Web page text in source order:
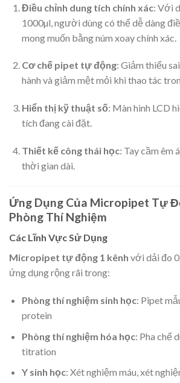
Điều chỉnh dung tích chính xác: Với
1000µl, người dùng có thể dễ dàng
mong muốn bằng núm xoay chính xác.
Cơ chế pipet tự động: Giảm thiểu
hành và giảm mệt mỏi khi thao tác
Hiển thị kỹ thuật số: Màn hình LCD
tích đang cài đặt.
Thiết kế công thái học: Tay cầm êm
thời gian dài.
Ứng Dụng Của Micropipet Tự
Phòng Thí Nghiệm
Các Lĩnh Vực Sử Dụng
Micropipet tự động 1 kênh với dải đo
ứng dụng rộng rãi trong:
Phòng thí nghiệm sinh học: Pipet
protein
Phòng thí nghiệm hóa học: Pha chế
titration
Y sinh học: Xét nghiệm máu, xét